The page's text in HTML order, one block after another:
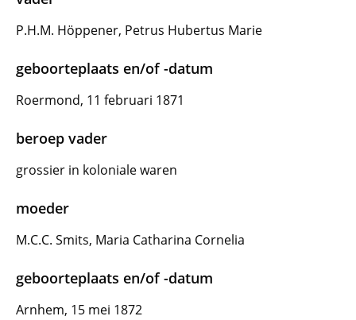
P.H.M. Höppener, Petrus Hubertus Marie
geboorteplaats en/of -datum
Roermond, 11 februari 1871
beroep vader
grossier in koloniale waren
moeder
M.C.C. Smits, Maria Catharina Cornelia
geboorteplaats en/of -datum
Arnhem, 15 mei 1872